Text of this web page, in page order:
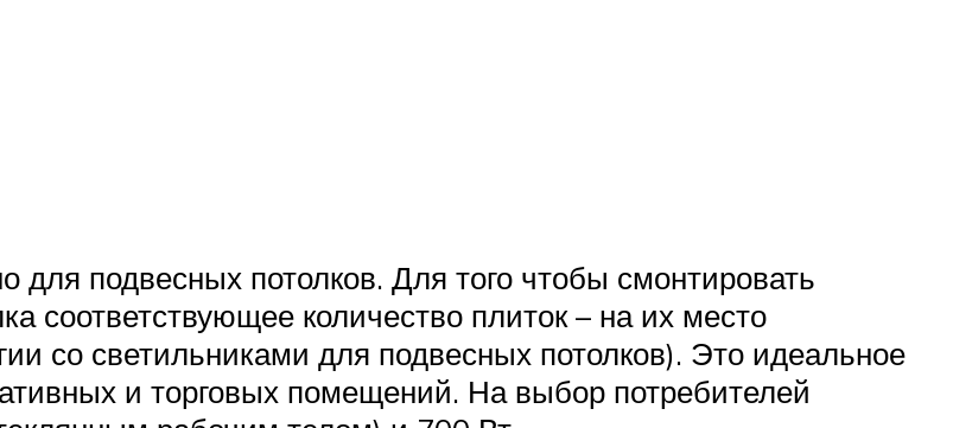
для подвесных потолков. Для того чтобы смонтировать
соответствующее количество плиток – на их место
со светильниками для подвесных потолков). Это идеальное
и торговых помещений. На выбор потребителей